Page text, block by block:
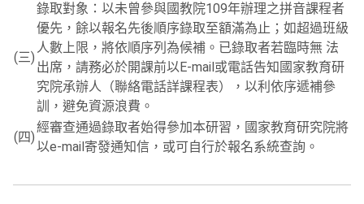
(三)
錄取對象：以未曾參與國教院109年辦理之拼音課程者
優先，餘以報名先後順序錄取至額滿為止；如超過班級
人數上限，將依順序列為候補。已錄取者若臨時無 法
出席，請務必於開課前以E-mail或電話告知國家教育研
究院承辦人（聯絡電話詳課程表），以利依序遞補參
訓，避免資源浪費。
(四)
經審查通過錄取者始得參加本研習，國家教育研究院將
以e-mail寄發通知信，或可自行於報名系統查詢。